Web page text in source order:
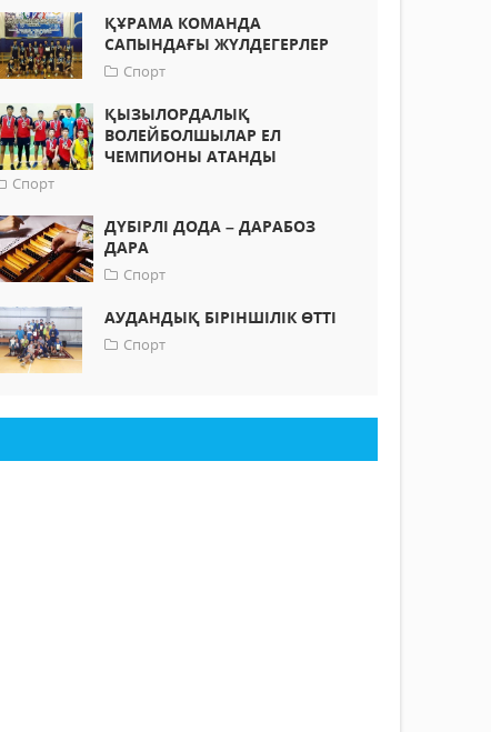
ҚҰРАМА КОМАНДА
САПЫНДАҒЫ ЖҮЛДЕГЕРЛЕР
Спорт
ҚЫЗЫЛОРДАЛЫҚ
ВОЛЕЙБОЛШЫЛАР ЕЛ
ЧЕМПИОНЫ АТАНДЫ
Спорт
ДҮБІРЛІ ДОДА – ДАРАБОЗ
ДАРА
Спорт
АУДАНДЫҚ БІРІНШІЛІК ӨТТІ
Спорт